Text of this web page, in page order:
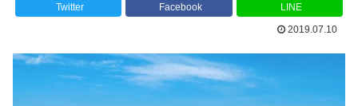
Twitter Facebook
LINE
2019.07.10